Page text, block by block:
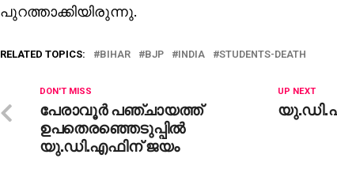
പുറത്താക്കിയിരുന്നു.
RELATED TOPICS: BIHAR BJP INDIA STUDENTS-DEATH
UP NEXT
DON'T MISS
പേരാവൂര്‍ പഞ്ചായത്ത്
ഉപതെരഞ്ഞെടുപ്പില്‍
യു.ഡി.എഫിന് ജയം